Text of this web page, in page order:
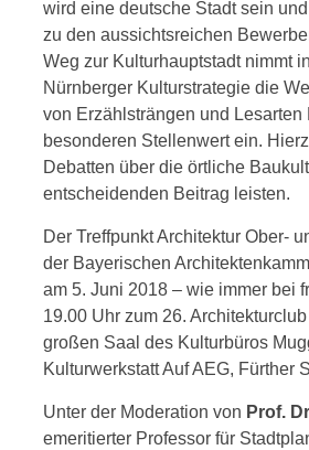
wird eine deutsche Stadt sein
zu den aussichtsreichen
Weg zur Kulturhauptstadt nimmt
Nürnberger Kulturstrategie die
von Erzählsträngen und Lesarten
besonderen Stellenwert ein.
Debatten über die örtliche
entscheidenden Beitrag leisten.
Der Treffpunkt Architektur Ober-
der Bayerischen
am 5. Juni 2018 – wie immer bei
19.00 Uhr zum 26.
großen Saal des Kulturbüros
Kulturwerkstatt Auf AEG, Fürther
Unter der Moderation von Prof.
emeritierter Professor für